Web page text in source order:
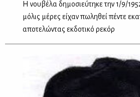
Η νουβέλα δημοσιεύτηκε την 1/9/
μόλις μέρες είχαν πωληθεί πέντε
αποτελώντας εκδοτικό ρεκόρ